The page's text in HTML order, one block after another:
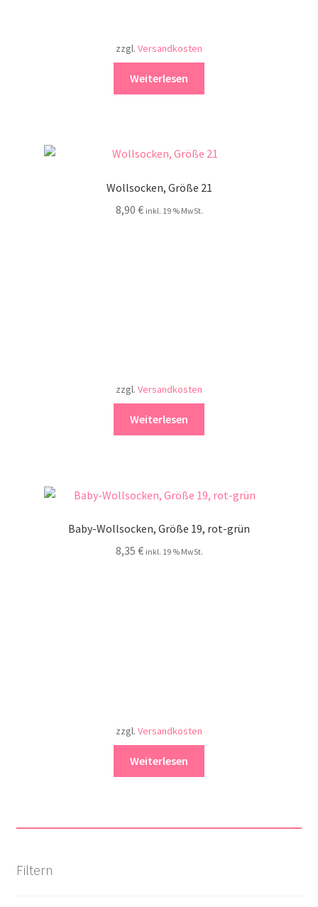
zzgl. Versandkosten
Weiterlesen
Wollsocken, Größe 21
8,90 € inkl. 19 % MwSt.
zzgl. Versandkosten
Weiterlesen
Baby-Wollsocken, Größe 19, rot-grün
8,35 € inkl. 19 % MwSt.
zzgl. Versandkosten
Weiterlesen
Filtern